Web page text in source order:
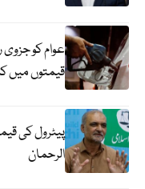
عوام کو جزوی
قیمتوں میں
الرحمان